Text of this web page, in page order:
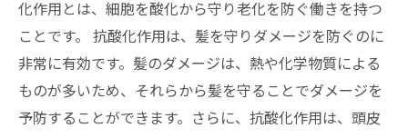
化作用とは、細胞を酸化から守り老化を防ぐ働きを持つ
ことです。 抗酸化作用は、髪を守りダメージを防ぐのに
非常に有効です。髪のダメージは、熱や化学物質による
ものが多いため、それらから髪を守ることでダメージを
予防することができます。さらに、抗酸化作用は、頭皮